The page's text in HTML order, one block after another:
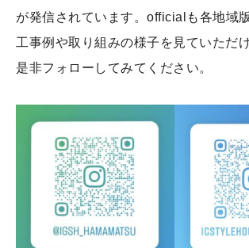
が発信されています。officialも各地域
工事例や取り組みの様子を見ていただけ
是非フォローしてみてください。